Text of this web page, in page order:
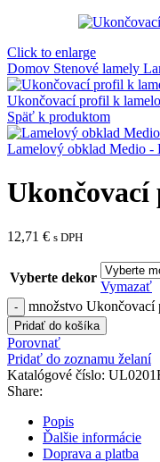
Click to enlarge
Domov Stenové lamely
Ukončovací profil k
Späť k produktom
Lamelový obklad Medio -
12,71 € s DPH
Vyberte dekor
Vymazať
množstvo
Pridať do košíka
Porovnať
Pridať do zoznamu želaní
Katalógové číslo:
Share:
Popis
Ďalšie informácie
Doprava a platba